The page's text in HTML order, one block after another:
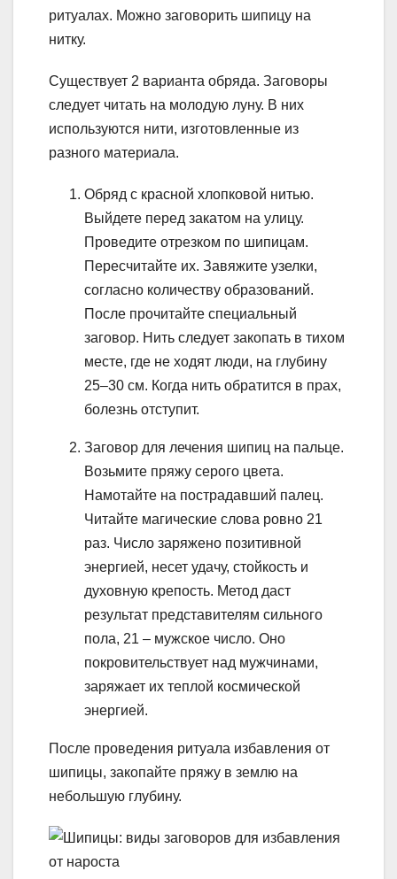
ритуалах. Можно заговорить шипицу на
нитку.
Существует 2 варианта обряда. Заговоры
следует читать на молодую луну. В них
используются нити, изготовленные из
разного материала.
Обряд с красной хлопковой нитью.
Выйдете перед закатом на улицу.
Проведите отрезком по шипицам.
Пересчитайте их. Завяжите узелки,
согласно количеству образований.
После прочитайте специальный
заговор. Нить следует закопать в тихом
месте, где не ходят люди, на глубину
25–30 см. Когда нить обратится в прах,
болезнь отступит.
Заговор для лечения шипиц на пальце.
Возьмите пряжу серого цвета.
Намотайте на пострадавший палец.
Читайте магические слова ровно 21
раз. Число заряжено позитивной
энергией, несет удачу, стойкость и
духовную крепость. Метод даст
результат представителям сильного
пола, 21 – мужское число. Оно
покровительствует над мужчинами,
заряжает их теплой космической
энергией.
После проведения ритуала избавления от
шипицы, закопайте пряжу в землю на
небольшую глубину.